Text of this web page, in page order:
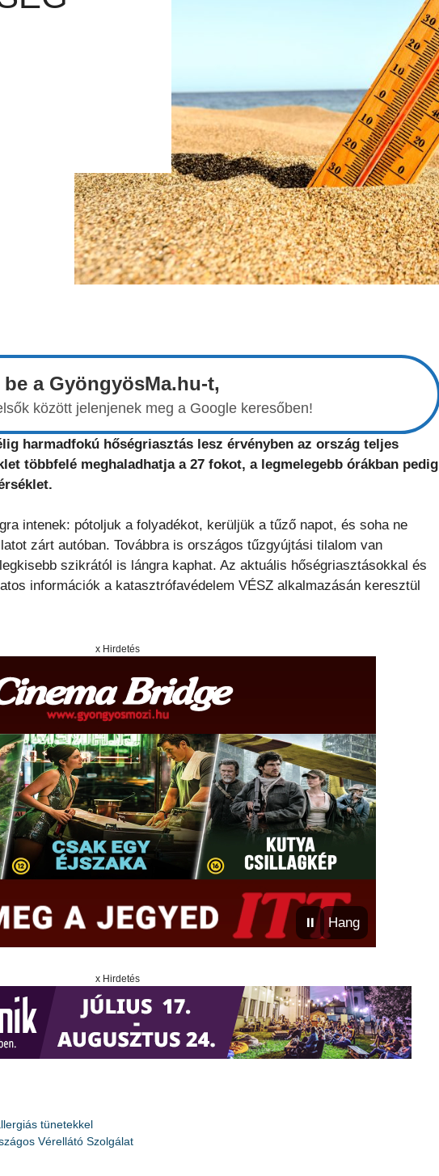
a GyöngyösMa.hu-t,
között jelenjenek meg a Google keresőben!
harmadfokú hőségriasztás lesz érvényben az ország teljes
többfelé meghaladhatja a 27 fokot, a legmelegebb órákban pedig
intenek: pótoljuk a folyadékot, kerüljük a tűző napot, és soha ne
zárt autóban. Továbbra is országos tűzgyújtási tilalom van
szikrától is lángra kaphat. Az aktuális hőségriasztásokkal és
információk a katasztrófavédelem VÉSZ alkalmazásán keresztül
x Hirdetés
⏸ Hang
x Hirdetés
tünetekkel
Vérellátó Szolgálat